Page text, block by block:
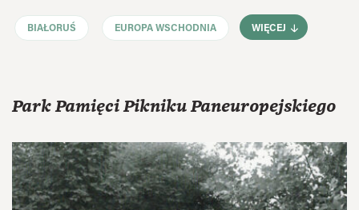
BIAŁORUŚ EUROPA WSCHODNIA WIĘCEJ
Park Pamięci Pikniku Paneuropejskiego